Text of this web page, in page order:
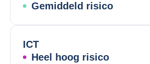
Gemiddeld risico
ICT
Heel hoog risico